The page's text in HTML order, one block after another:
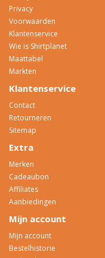
Privacy
Voorwaarden
Klantenservice
Wie is Shirtplanet
Maattabel
Markten
Klantenservice
Contact
Retourneren
Sitemap
Extra
Merken
Cadeaubon
Affiliates
Aanbiedingen
Mijn account
Mijn account
Bestelhistorie